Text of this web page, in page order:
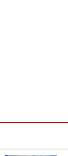
ること」を目
年10月1日～平